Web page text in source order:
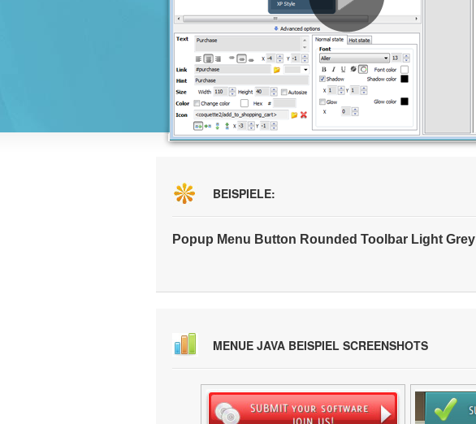
BEISPIELE:
Popup Menu Button Rounded Toolbar Light Grey
MENUE JAVA BEISPIEL SCREENSHOTS